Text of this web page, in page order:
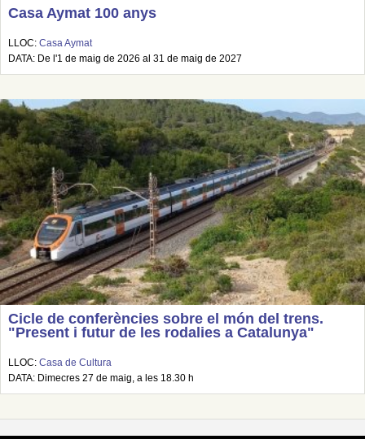
Casa Aymat 100 anys
LLOC: Casa Aymat
DATA: De l'1 de maig de 2026 al 31 de maig de 2027
Cicle de conferències sobre el món del trens.
"Present i futur de les rodalies a Catalunya"
LLOC: Casa de Cultura
DATA: Dimecres 27 de maig, a les 18.30 h